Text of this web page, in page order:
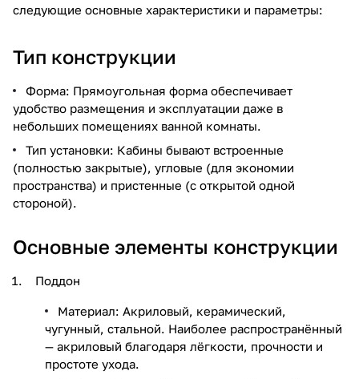
следующие основные характеристики и параметры:
Тип конструкции
Форма: Прямоугольная форма обеспечивает
удобство размещения и эксплуатации даже в
небольших помещениях ванной комнаты.
Тип установки: Кабины бывают встроенные
(полностью закрытые), угловые (для экономии
пространства) и пристенные (с открытой одной
стороной).
Основные элементы конструкции
Поддон
Материал: Акриловый, керамический,
чугунный, стальной. Наиболее распространённый
— акриловый благодаря лёгкости, прочности и
простоте ухода.